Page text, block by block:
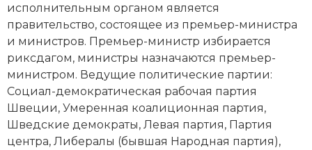
Революции и народные движения
Религия и церковь
Россия
Северная Америка
Социально-экономическая история
исполнительным органом является
правительство, состоящее из премьер-министра
и министров. Премьер-министр избирается
риксдагом, министры назначаются премьер-
министром. Ведущие политические партии:
Социал-демократическая рабочая партия
Швеции, Умеренная коалиционная партия,
Шведские демократы, Левая партия, Партия
центра, Либералы (бывшая Народная партия),